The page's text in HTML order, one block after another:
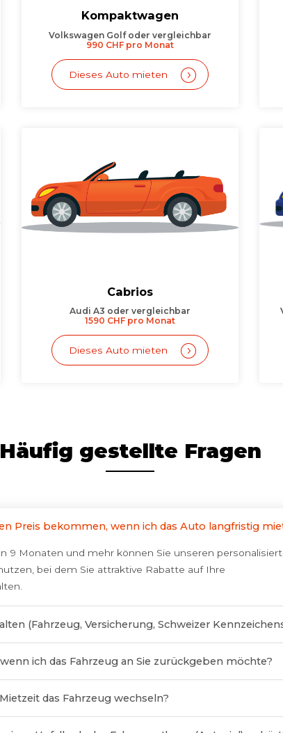
Kompaktwagen
Volkswagen Golf oder vergleichbar
990 CHF pro Monat
Dieses Auto mieten
Cabrios
Audi A3 oder vergleichbar
1590 CHF pro Monat
Dieses Auto mieten
Häufig gestellte Fragen
Preis bekommen, wenn ich das Auto langfristig
9 Monaten und mehr können Sie unseren
bei dem Sie attraktive Rabatte auf Ihre
(Fahrzeug, Versicherung, Schweizer
ich das Fahrzeug an Sie zurückgeben möchte?
das Fahrzeug wechseln?